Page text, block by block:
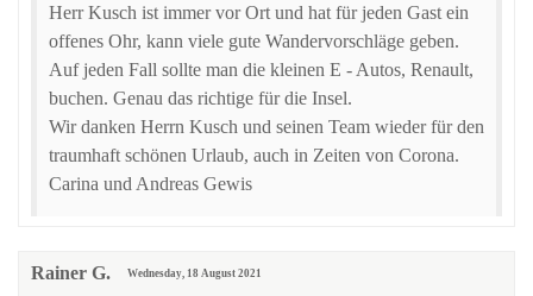
Herr Kusch ist immer vor Ort und hat für jeden Gast ein
offenes Ohr, kann viele gute Wandervorschläge geben.
Auf jeden Fall sollte man die kleinen E - Autos, Renault,
buchen. Genau das richtige für die Insel.
Wir danken Herrn Kusch und seinen Team wieder für den
traumhaft schönen Urlaub, auch in Zeiten von Corona.
Carina und Andreas Gewis
Rainer G. Wednesday, 18 August 2021